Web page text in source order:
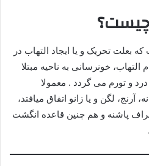
تحریک و یا ایجاد التهاب در
خونرسانی به ناحیه مبتلا
و تورم می گردد . معمولا
لگن و یا زانو اتفاق می­افتد،
پاشنه و هم چنین قاعده انگشت